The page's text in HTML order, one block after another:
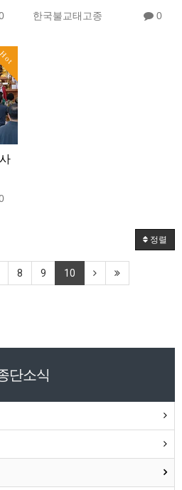
한국불교태고종 0
Hot
정렬
8 9 10
단소식